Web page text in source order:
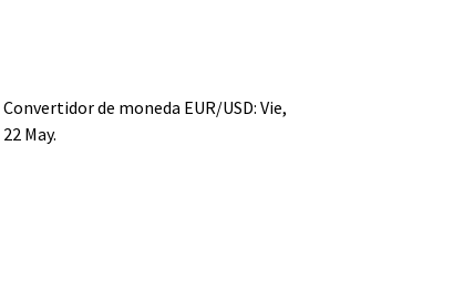
Convertidor de moneda EUR/USD: Vie,
22 May.